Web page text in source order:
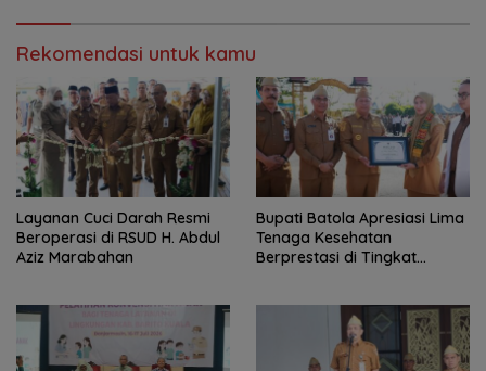
Rekomendasi untuk kamu
Layanan Cuci Darah Resmi
Beroperasi di RSUD H. Abdul
Aziz Marabahan
Bupati Batola Apresiasi Lima
Tenaga Kesehatan
Berprestasi di Tingkat